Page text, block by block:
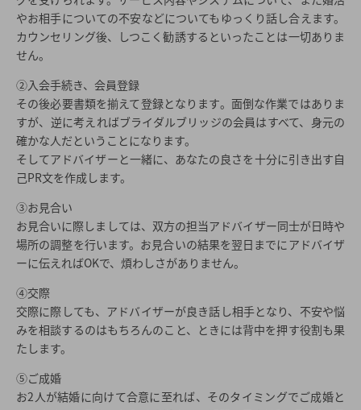
やお相手についての不安などについてもゆっくり話し合えます。
カウンセリング後、しつこく勧誘するといったことは一切ありま
せん。
②入会手続き、会員登録
その後必要書類を揃えて登録となります。面倒な作業ではありま
すが、逆に考えればブライダルブリッジの会員はすべて、身元の
確かな人だということになります。
そしてアドバイザーと一緒に、あなたの良さを十分に引き出す自
己PR文を作成します。
③お見合い
お見合いに際しましては、双方の担当アドバイザー同士が日時や
場所の調整を行います。お見合いの結果を翌日までにアドバイザ
ーに伝えればOKで、煩わしさがありません。
④交際
交際に際しても、アドバイザーが良き話し相手となり、不安や悩
みを相談するのはもちろんのこと、ときには背中を押す役割も果
たします。
⑤ご成婚
お2人が結婚に向けて合意に至れば、そのタイミングでご成婚と